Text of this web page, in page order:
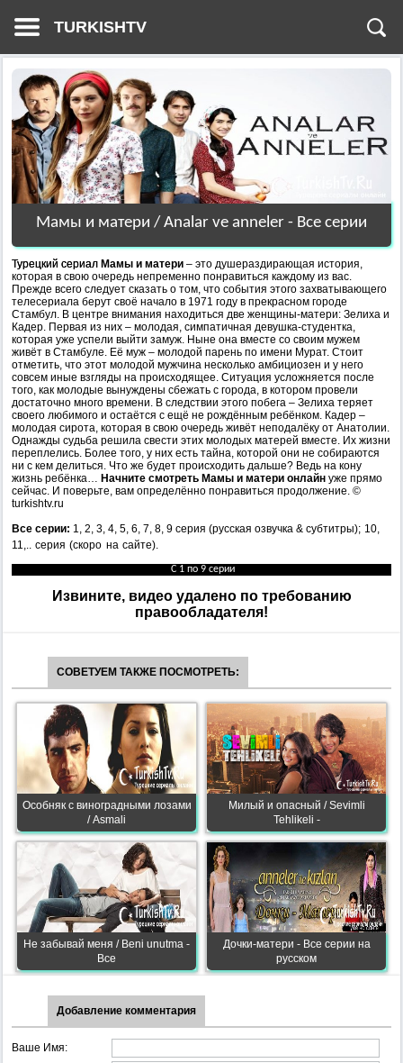
TURKISHTV
Мамы и матери / Analar ve anneler - Все серии
Турецкий сериал Мамы и матери – это душераздирающая история,
которая в свою очередь непременно понравиться каждому из вас.
Прежде всего следует сказать о том, что события этого захватывающего
телесериала берут своё начало в 1971 году в прекрасном городе
Стамбул. В центре внимания находиться две женщины-матери: Зелиха и
Кадер. Первая из них – молодая, симпатичная девушка-студентка,
которая уже успели выйти замуж. Ныне она вместе со своим мужем
живёт в Стамбуле. Её муж – молодой парень по имени Мурат. Стоит
отметить, что этот молодой мужчина несколько амбициозен и у него
совсем иные взгляды на происходящее. Ситуация усложняется после
того, как молодые вынуждены сбежать с города, в котором провели
достаточно много времени. В следствии этого побега – Зелиха теряет
своего любимого и остаётся с ещё не рождённым ребёнком. Кадер –
молодая сирота, которая в свою очередь живёт неподалёку от Анатолии.
Однажды судьба решила свести этих молодых матерей вместе. Их жизни
переплелись. Более того, у них есть тайна, которой они не собираются
ни с кем делиться. Что же будет происходить дальше? Ведь на кону
жизнь ребёнка… Начните смотреть Мамы и матери онлайн уже прямо
сейчас. И поверьте, вам определённо понравиться продолжение. ©
turkishtv.ru
Все серии: 1, 2, 3, 4, 5, 6, 7, 8, 9 серия (русская озвучка & субтитры); 10,
11,.. серия (скоро на сайте).
С 1 по 9 серии
Извините, видео удалено по требованию
правообладателя!
СОВЕТУЕМ ТАКЖЕ ПОСМОТРЕТЬ:
Особняк с виноградными лозами
/ Asmali
Милый и опасный / Sevimli
Tehlikeli -
Не забывай меня / Beni unutma -
Все
Дочки-матери - Все серии на
русском
Добавление комментария
Ваше Имя: